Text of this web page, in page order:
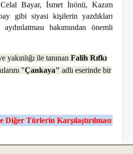
Bayar, İsmet İnönü, Kazım
gibi siyasi kişilerin yazdıkları
bakımından önemli
yakınlığı ile tanınanFalih Rıfkı
"Çankaya" adlı eserinde bir
Diğer Türlerin Karşılaştırılması